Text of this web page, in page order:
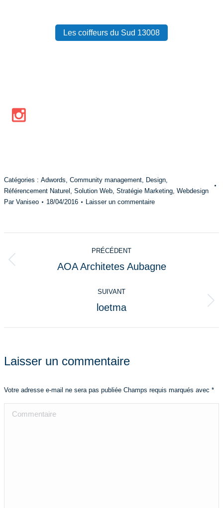
Les coiffeurs du Sud 13008
Catégories : Adwords Community management Design
Référencement Naturel Solution Web Stratégie Marketing Webdesign
Par Vaniseo 18/04/2016 Laisser un commentaire
de
commentaire
PRÉCÉDENT
Onglet
AOA Architetes Aubagne
SUIVANT
Projets
loetma
Laisser un commentaire
Votre adresse e-mail ne sera pas publiée Champs requis marqués avec *
Commentaire